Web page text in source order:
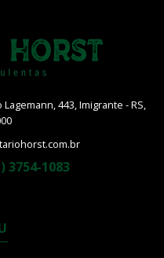
443, Imigrante - RS,
3754-1083